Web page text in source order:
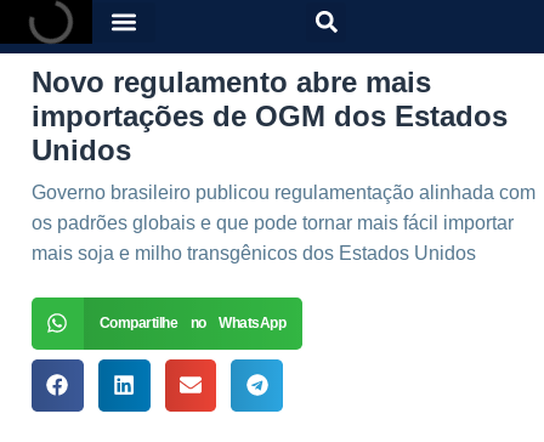
Novo regulamento abre mais
importações de OGM dos Estados
Unidos
Governo brasileiro publicou regulamentação alinhada com
os padrões globais e que pode tornar mais fácil importar
mais soja e milho transgênicos dos Estados Unidos
Compartilhe no WhatsApp